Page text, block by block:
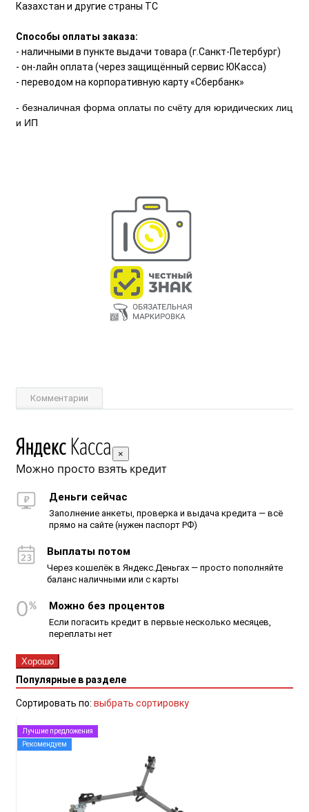
Казахстан и другие страны ТС
Способы оплаты заказа:
- наличными в пункте выдачи товара (г.Санкт-Петербург)
- он-лайн оплата (через защищённый сервис ЮКасса)
- переводом на корпоративную карту «Сбербанк»
- безналичная форма оплаты по счёту для юридических лиц
и ИП
Комментарии
×
Можно просто взять кредит
Деньги сейчас
Заполнение анкеты, проверка и выдача кредита — всё
прямо на сайте (нужен паспорт РФ)
Выплаты потом
Через кошелёк в Яндекс.Деньгах — просто пополняйте
баланс наличными или с карты
Можно без процентов
Если погасить кредит в первые несколько месяцев,
переплаты нет
Хорошо
Популярные в разделе
Сортировать по: выбрать сортировку
Лучшие предложения
Рекомендуем